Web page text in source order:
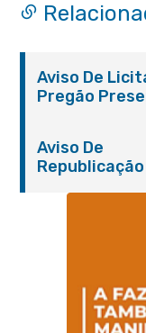
Aviso De
Pregão
Aviso De
Republicação